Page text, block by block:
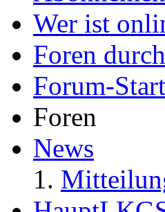
Wer ist
Foren
Forum-
Foren
News